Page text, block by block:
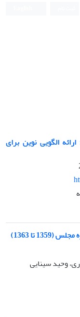
الگویی نوین برای
تا 1363)
وحید سینایی